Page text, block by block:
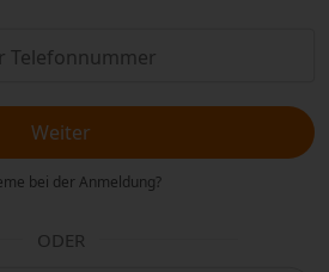
Weiter
bei der Anmeldung?
ODER